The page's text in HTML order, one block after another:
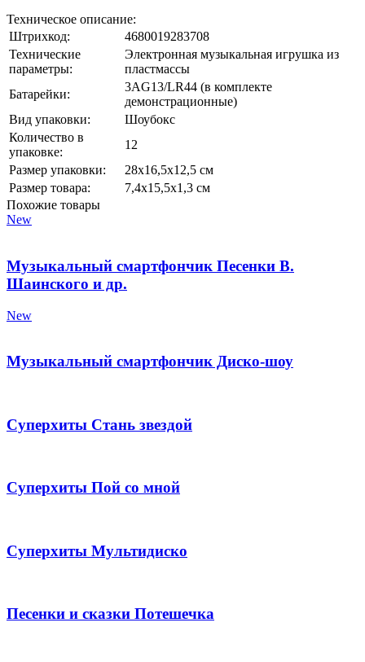
Техническое описание:
Штрихкод:
4680019283708
Технические
параметры:
Электронная музыкальная игрушка из
пластмассы
Батарейки:
3AG13/LR44 (в комплекте
демонстрационные)
Вид упаковки:
Шоубокс
Количество в
упаковке:
12
Размер упаковки:
28х16,5х12,5 см
Размер товара:
7,4х15,5х1,3 см
Похожие товары
New
Музыкальный смартфончик Песенки В.
Шаинского и др.
New
Музыкальный смартфончик Диско-шоу
Суперхиты Стань звездой
Суперхиты Пой со мной
Суперхиты Мультидиско
Песенки и сказки Потешечка